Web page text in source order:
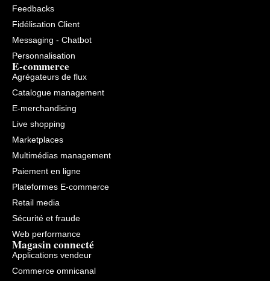
Feedbacks
Fidélisation Client
Messaging - Chatbot
Personnalisation
E-commerce
Agrégateurs de flux
Catalogue management
E-merchandising
Live shopping
Marketplaces
Multimédias management
Paiement en ligne
Plateformes E-commerce
Retail media
Sécurité et fraude
Web performance
Magasin connecté
Applications vendeur
Commerce omnicanal